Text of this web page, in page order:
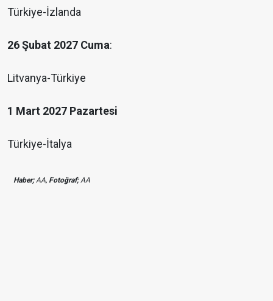
Türkiye-İzlanda
26 Şubat 2027 Cuma:
Litvanya-Türkiye
1 Mart 2027 Pazartesi
Türkiye-İtalya
Haber;AA, Fotoğraf;AA